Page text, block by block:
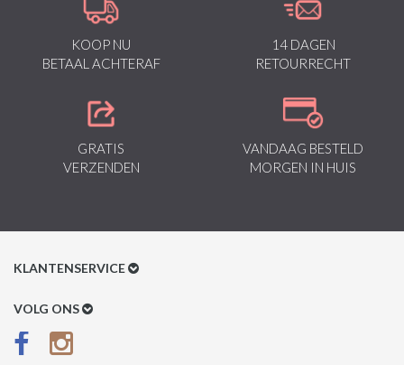
KOOP NU
BETAAL ACHTERAF
14 DAGEN
RETOURRECHT
GRATIS
VERZENDEN
VANDAAG BESTELD
MORGEN IN HUIS
KLANTENSERVICE
Klantenservice
Betaalmethoden
VOLG ONS